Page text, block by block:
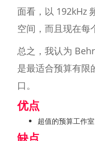
面看，以 192kHz
空间，而且现在每
总之，我认为
是最适合预算有限
口。
优点
超值的预算工作室
缺点